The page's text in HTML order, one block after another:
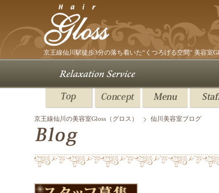
京王線仙川駅徒歩3分の落ち着いた“くつろげる空間” 美容室
京王線仙川の美容室Gloss（グロス） 仙川美容室ブログ